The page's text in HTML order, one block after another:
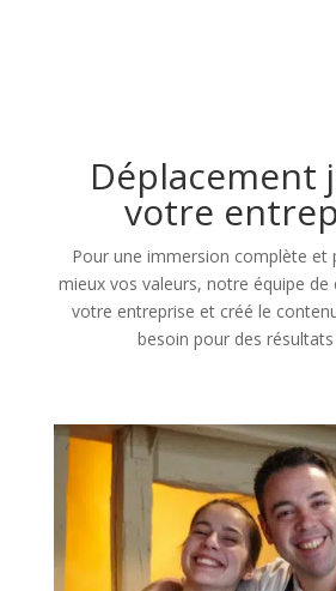
Déplacement
votre
Pour une immersion complète et
mieux vos valeurs, notre équipe de
votre entreprise et créé le
besoin pour des résultats